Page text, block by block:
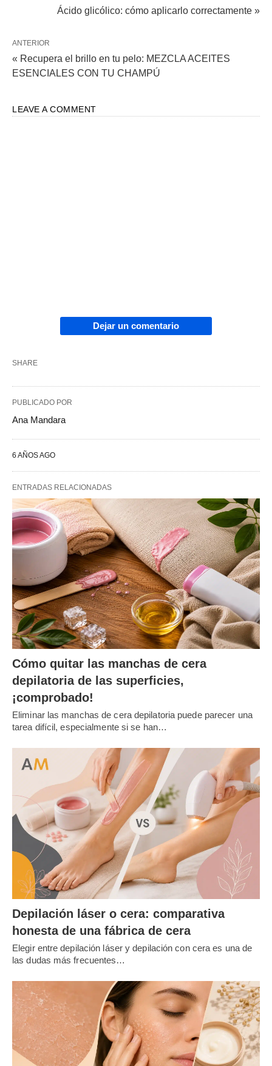
Ácido glicólico: cómo aplicarlo correctamente »
ANTERIOR
« Recupera el brillo en tu pelo: MEZCLA ACEITES
ESENCIALES CON TU CHAMPÚ
LEAVE A COMMENT
Dejar un comentario
SHARE
PUBLICADO POR
Ana Mandara
6 AÑOS AGO
ENTRADAS RELACIONADAS
Cómo quitar las manchas de cera
depilatoria de las superficies,
¡comprobado!
Eliminar las manchas de cera depilatoria puede parecer una
tarea difícil, especialmente si se han…
Depilación láser o cera: comparativa
honesta de una fábrica de cera
Elegir entre depilación láser y depilación con cera es una de
las dudas más frecuentes…